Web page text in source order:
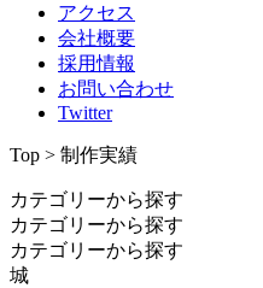
アクセス
会社概要
採用情報
お問い合わせ
Twitter
Top > 制作実績
カテゴリーから探す
カテゴリーから探す
カテゴリーから探す
城